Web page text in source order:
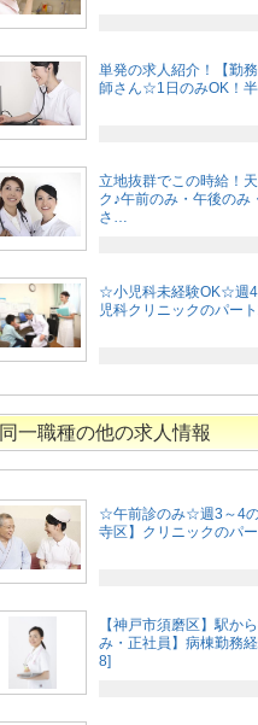
単発の求人紹介！【勤
師さん☆1日のみOK！半
立地抜群でこの時給！
ク♪午前のみ・午後の
さ…
☆小児科未経験OK☆週
児科クリニックのパー
同一職種の他の求人情報
☆午前診のみ☆週3～4
寺区】クリニックのパ
【神戸市須磨区】駅か
み・正社員】病棟勤務
8]